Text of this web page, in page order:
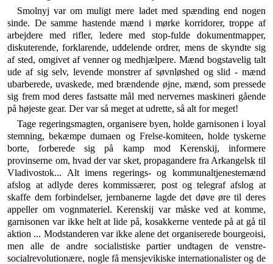
Smolnyj var om muligt mere ladet med spænding end nogen
sinde. De samme hastende mænd i mørke korri­dorer, troppe af
arbejdere med rifler, ledere med stop-fulde dokumentmapper,
diskuterende, forklarende, ud­delende ordrer, mens de skyndte sig
af sted, omgivet af venner og medhjælpere. Mænd bogstavelig talt
ude af sig selv, levende monstrer af søvnløshed og slid - mænd
ubarberede, uvaskede, med brændende øjne, mænd, som pressede
sig frem mod deres fastsatte mål med nervernes maskineri gående
på højeste gear. Der var så meget at udrette, så alt for meget!
Tage rege­ringsmagten, organisere byen, holde garnisonen i loyal
stemning, bekæmpe dumaen og Frelse-komiteen, holde tyskerne
borte, forberede sig på kamp mod Kerenskij, informere
provinserne om, hvad der var sket, propa­gandere fra Arkangelsk til
Vladivostok... Alt imens regerings- og kommunaltjenestemænd
afslog at adlyde deres kommissærer, post og telegraf afslog at
skaffe dem forbindelser, jernbanerne lagde det døve øre til deres
appeller om vognmateriel. Kerenskij var måske ved at komme,
garnisonen var ikke helt at lide på, kosakkerne ventede på at gå til
aktion ... Modstanderen var ikke alene det organiserede bourgeoisi,
men alle de andre socialistiske partier undtagen de venstre-
socialrevolu­tionære, nogle få mensjevikiske internationalister og de